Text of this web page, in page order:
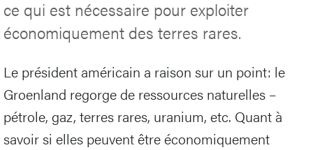
ce qui est nécessaire pour exploiter
économiquement des terres rares.
Le président américain a raison sur un point: le
Groenland regorge de ressources naturelles –
pétrole, gaz, terres rares, uranium, etc. Quant à
savoir si elles peuvent être économiquement